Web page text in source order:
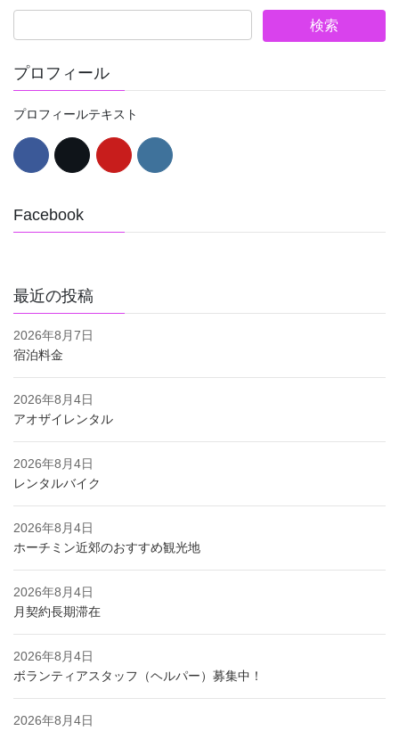
プロフィール
プロフィールテキスト
Facebook
最近の投稿
2026年8月7日
宿泊料金
2026年8月4日
アオザイレンタル
2026年8月4日
レンタルバイク
2026年8月4日
ホーチミン近郊のおすすめ観光地
2026年8月4日
月契約長期滞在
2026年8月4日
ボランティアスタッフ（ヘルパー）募集中！
2026年8月4日